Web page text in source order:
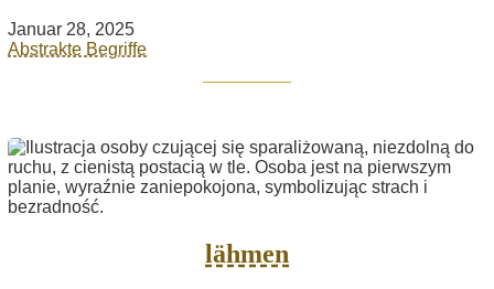
Januar 28, 2025
Abstrakte Begriffe
lähmen